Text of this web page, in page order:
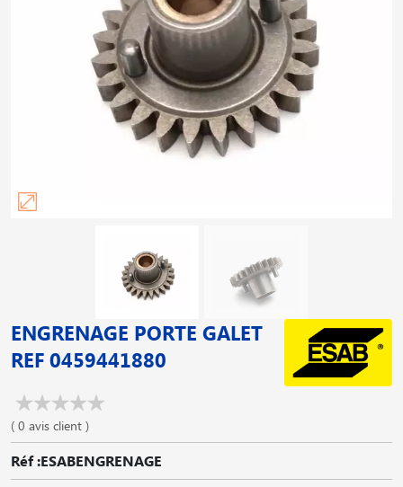
ENGRENAGE PORTE GALET
REF 0459441880
( 0 avis client )
Réf :ESABENGRENAGE